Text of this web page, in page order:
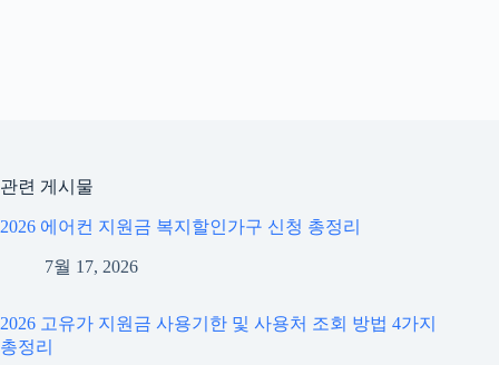
관련 게시물
2026 에어컨 지원금 복지할인가구 신청 총정리
7월 17, 2026
2026 고유가 지원금 사용기한 및 사용처 조회 방법 4가지
총정리